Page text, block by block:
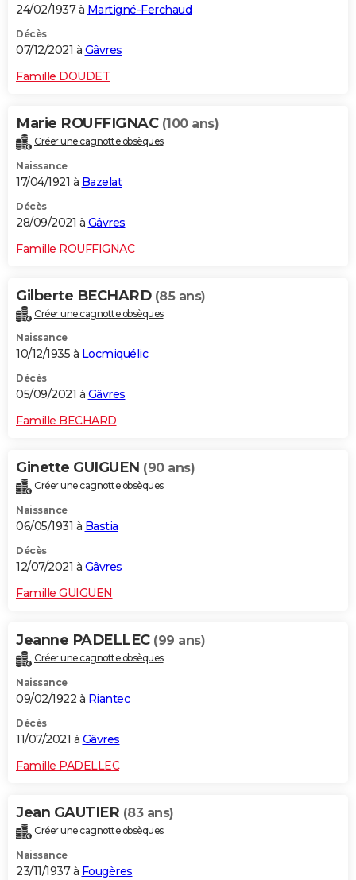
24/02/1937 à Martigné-Ferchaud
Décès
07/12/2021 à Gâvres
Famille DOUDET
Marie ROUFFIGNAC (100 ans)
Créer une cagnotte obsèques
Naissance
17/04/1921 à Bazelat
Décès
28/09/2021 à Gâvres
Famille ROUFFIGNAC
Gilberte BECHARD (85 ans)
Créer une cagnotte obsèques
Naissance
10/12/1935 à Locmiquélic
Décès
05/09/2021 à Gâvres
Famille BECHARD
Ginette GUIGUEN (90 ans)
Créer une cagnotte obsèques
Naissance
06/05/1931 à Bastia
Décès
12/07/2021 à Gâvres
Famille GUIGUEN
Jeanne PADELLEC (99 ans)
Créer une cagnotte obsèques
Naissance
09/02/1922 à Riantec
Décès
11/07/2021 à Gâvres
Famille PADELLEC
Jean GAUTIER (83 ans)
Créer une cagnotte obsèques
Naissance
23/11/1937 à Fougères